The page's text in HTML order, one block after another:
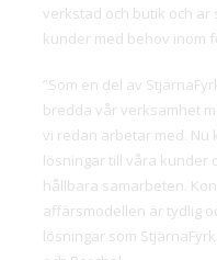
verkstad och butik och
kunder med behov inom
”Som en del av
bredda vår verksamhet
vi redan arbetar med.
lösningar till våra kunder
hållbara samarbeten.
affärsmodellen är tydlig
lösningar som